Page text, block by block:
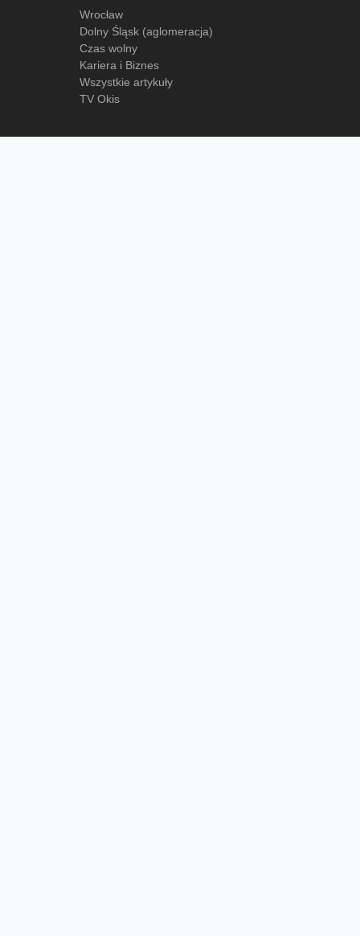
Wrocław
Dolny Śląsk (aglomeracja)
Czas wolny
Kariera i Biznes
Wszystkie artykuły
TV Okis